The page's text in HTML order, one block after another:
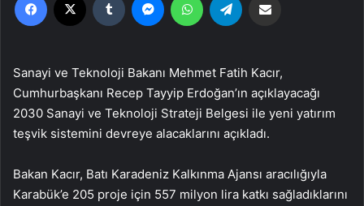
Sanayi ve Teknoloji Bakanı Mehmet Fatih Kacır,
Cumhurbaşkanı Recep Tayyip Erdoğan’ın açıklayacağı
2030 Sanayi ve Teknoloji Strateji Belgesi ile yeni yatırım
teşvik sistemini devreye alacaklarını açıkladı.
Bakan Kacır, Batı Karadeniz Kalkınma Ajansı aracılığıyla
Karabük’e 205 proje için 557 milyon lira katkı sağladıklarını